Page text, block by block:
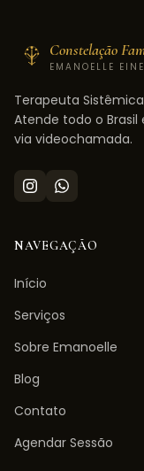
Constelação
EMANOELLE
Terapeuta
Atende todo o Brasil
via videochamada.
NAVEGAÇÃO
Início
Serviços
Sobre Emanoelle
Blog
Contato
Agendar Sessão